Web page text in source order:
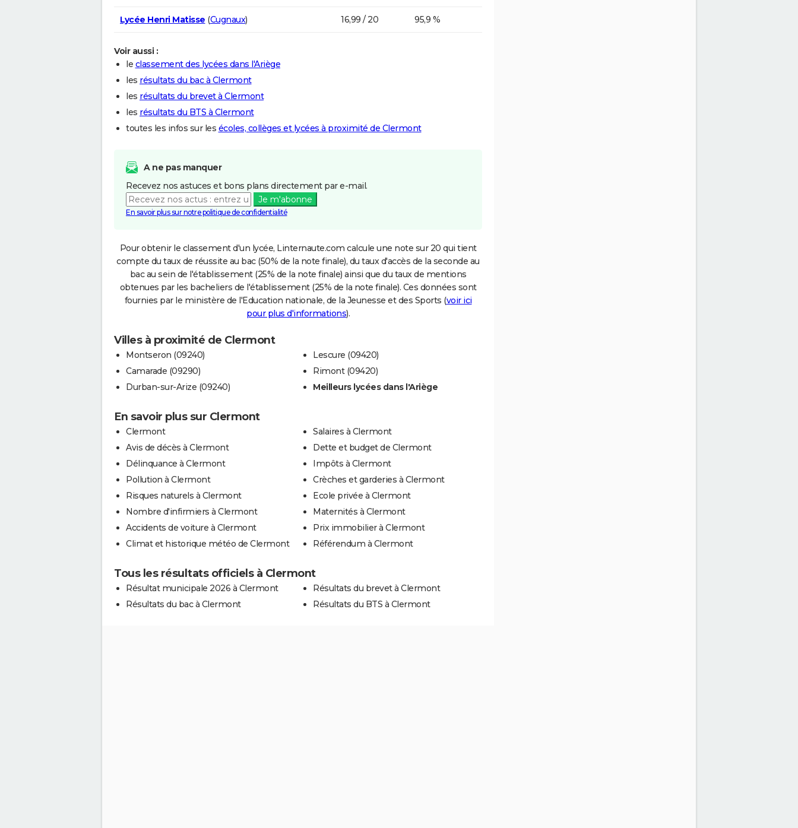
Lycée Henri Matisse (Cugnaux) 16,99 / 20 95,9 %
Voir aussi :
le classement des lycées dans l'Ariège
les résultats du bac à Clermont
les résultats du brevet à Clermont
les résultats du BTS à Clermont
toutes les infos sur les écoles, collèges et lycées à proximité de Clermont
A ne pas manquer
Recevez nos astuces et bons plans directement par e-mail.
Je m'abonne
En savoir plus sur notre politique de confidentialité
Pour obtenir le classement d'un lycée, Linternaute.com calcule une note sur 20 qui tient
compte du taux de réussite au bac (50% de la note finale), du taux d'accès de la seconde au
bac au sein de l'établissement (25% de la note finale) ainsi que du taux de mentions
obtenues par les bacheliers de l'établissement (25% de la note finale). Ces données sont
fournies par le ministère de l'Education nationale, de la Jeunesse et des Sports (voir ici
pour plus d'informations).
Villes à proximité de Clermont
Montseron (09240)
Camarade (09290)
Durban-sur-Arize (09240)
Lescure (09420)
Rimont (09420)
Meilleurs lycées dans l'Ariège
En savoir plus sur Clermont
Clermont
Avis de décès à Clermont
Délinquance à Clermont
Pollution à Clermont
Risques naturels à Clermont
Nombre d'infirmiers à Clermont
Accidents de voiture à Clermont
Climat et historique météo de Clermont
Salaires à Clermont
Dette et budget de Clermont
Impôts à Clermont
Crèches et garderies à Clermont
Ecole privée à Clermont
Maternités à Clermont
Prix immobilier à Clermont
Référendum à Clermont
Tous les résultats officiels à Clermont
Résultat municipale 2026 à Clermont
Résultats du bac à Clermont
Résultats du brevet à Clermont
Résultats du BTS à Clermont